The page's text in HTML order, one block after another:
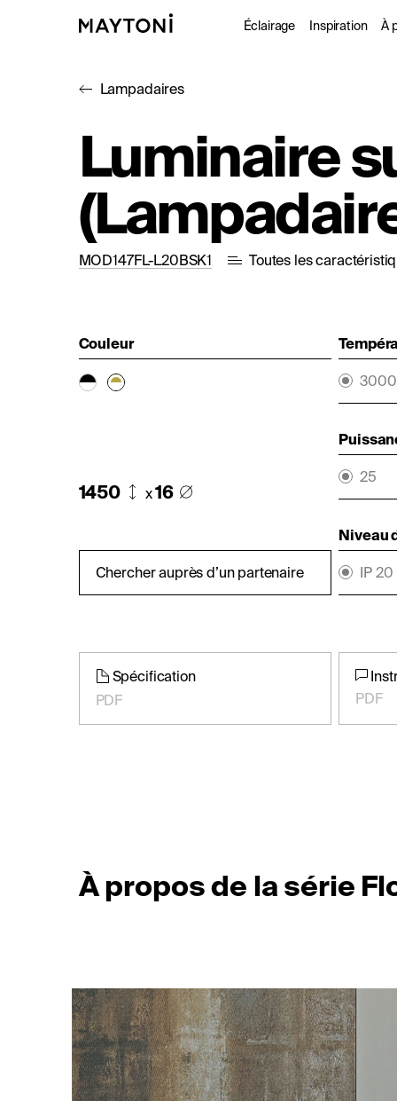
Éclairage
Extérieur
Studio
Inspiration À
Lampadaires
Luminaire
MOD147FL-L20BSK1 Toutes les
Couleur
1450 x16
Chercher auprès d’un partenaire
25
Niveau
IP 20
Spécification
PDF
PDF
À propos de la série